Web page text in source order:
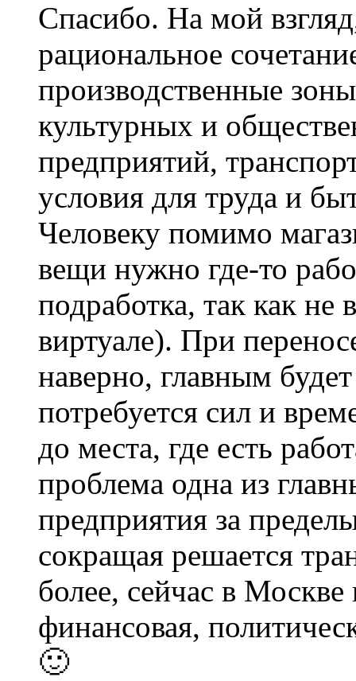
Спасибо. На мой
рациональное
производственные
культурных и
предприятий,
условия для труда и
Человеку помимо
вещи нужно где-то
подработка, так как не
виртуале). При
наверно, главным
потребуется сил и
до места, где есть
проблема одна из
предприятия за
сокращая решается
более, сейчас в
финансовая,
🙂